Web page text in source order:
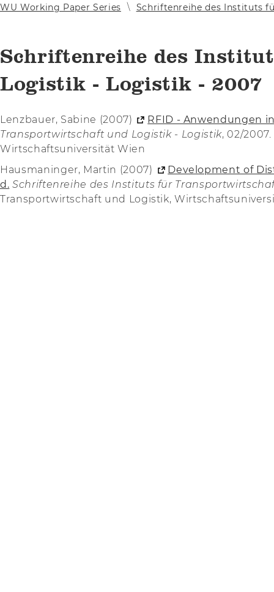
WU Working Paper Series Schriftenreihe des Instituts
Schriftenreihe des
Logistik - Logistik - 2007
Lenzbauer, Sabine (2007)
RFID - Anwendungen
Transportwirtschaft und Logistik - Logistik, 02/
Wirtschaftsuniversität Wien
Hausmaninger, Martin (2007)
Development of
d. Schriftenreihe des Instituts für
Transportwirtschaft und Logistik,